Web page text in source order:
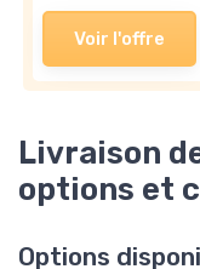
Voir l'offre
Livraison
options et
Options